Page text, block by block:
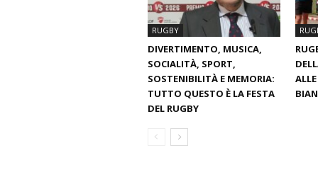
RUGBY
DIVERTIMENTO, MUSICA,
SOCIALITÀ, SPORT,
SOSTENIBILITÀ E MEMORIA:
TUTTO QUESTO È LA FESTA
DEL RUGBY